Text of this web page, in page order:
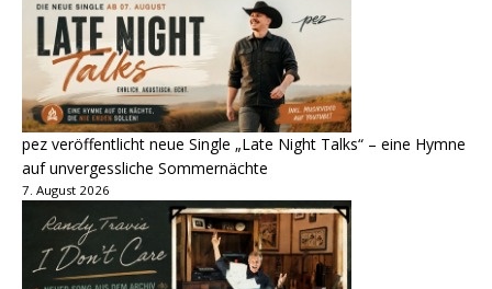
pez veröffentlicht neue Single „Late Night Talks“ – eine Hymne
auf unvergessliche Sommernächte
7. August 2026